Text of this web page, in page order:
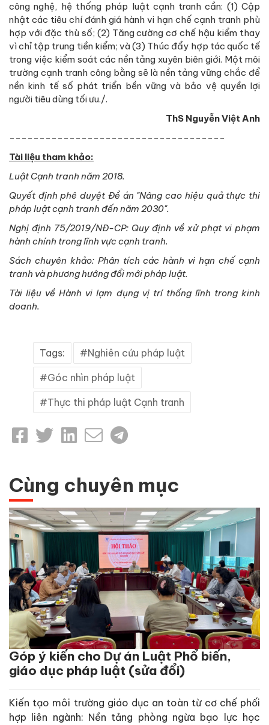
công nghệ, hệ thống pháp luật cạnh tranh cần: (1) Cập
nhật các tiêu chí đánh giá hành vi hạn chế cạnh tranh phù
hợp với đặc thù số; (2) Tăng cường cơ chế hậu kiểm thay
vì chỉ tập trung tiền kiểm; và (3) Thúc đẩy hợp tác quốc tế
trong việc kiểm soát các nền tảng xuyên biên giới. Một môi
trường cạnh tranh công bằng sẽ là nền tảng vững chắc để
nền kinh tế số phát triển bền vững và bảo vệ quyền lợi
người tiêu dùng tối ưu./.
ThS Nguyễn Việt Anh
------------------------------------
Tài liệu tham khảo:
Luật Cạnh tranh năm 2018.
Quyết định phê duyệt Đề án "Nâng cao hiệu quả thực thi
pháp luật cạnh tranh đến năm 2030".
Nghị định 75/2019/NĐ-CP: Quy định về xử phạt vi phạm
hành chính trong lĩnh vực cạnh tranh.
Sách chuyên khảo: Phân tích các hành vi hạn chế cạnh
tranh và phương hướng đổi mới pháp luật.
Tài liệu về Hành vi lạm dụng vị trí thống lĩnh trong kinh
doanh.
Tags: Nghiên cứu pháp luật
Góc nhìn pháp luật
Thực thi pháp luật Cạnh tranh
Cùng chuyên mục
Góp ý kiến cho Dự án Luật Phổ biến,
giáo dục pháp luật (sửa đổi)
Kiến tạo môi trường giáo dục an toàn từ cơ chế phối
hợp liên ngành: Nền tảng phòng ngừa bạo lực học